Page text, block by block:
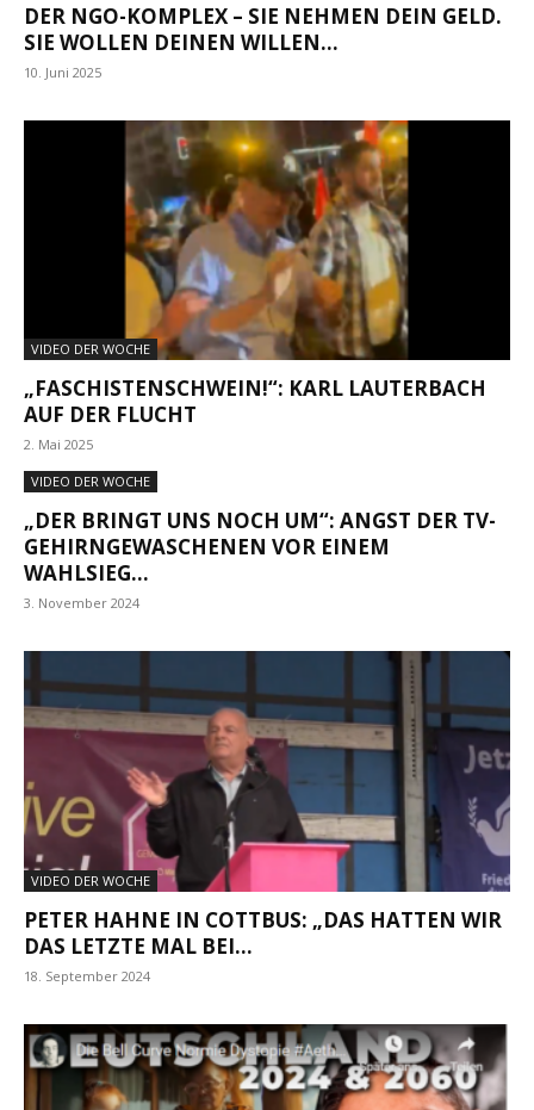
DER NGO-KOMPLEX – SIE NEHMEN DEIN GELD.
SIE WOLLEN DEINEN WILLEN...
10. Juni 2025
VIDEO DER WOCHE
„FASCHISTENSCHWEIN!“: KARL LAUTERBACH
AUF DER FLUCHT
2. Mai 2025
VIDEO DER WOCHE
„DER BRINGT UNS NOCH UM“: ANGST DER TV-
GEHIRNGEWASCHENEN VOR EINEM
WAHLSIEG...
3. November 2024
VIDEO DER WOCHE
PETER HAHNE IN COTTBUS: „DAS HATTEN WIR
DAS LETZTE MAL BEI...
18. September 2024